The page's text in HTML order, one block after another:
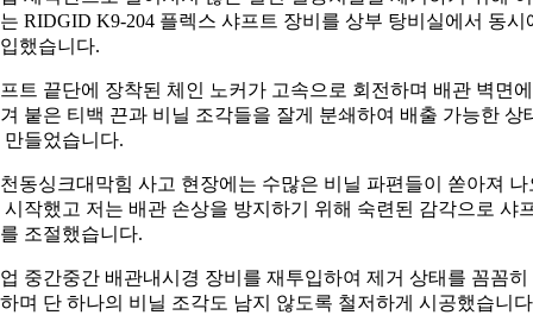
RIDGID K9-204 플렉스 샤프트 장비를 상부 탕비실에서 동시
했습니다.
트 끝단에 장착된 체인 노커가 고속으로 회전하며 배관 벽면에
붙은 티백 끈과 비닐 조각들을 잘게 분쇄하여 배출 가능한 상
만들었습니다.
동싱크대막힘 사고 현장에는 수많은 비닐 파편들이 쏟아져 나
시작했고 저는 배관 손상을 방지하기 위해 숙련된 감각으로 샤
조절했습니다.
중간중간 배관내시경 장비를 재투입하여 제거 상태를 꼼꼼히
며 단 하나의 비닐 조각도 남지 않도록 철저하게 시공했습니